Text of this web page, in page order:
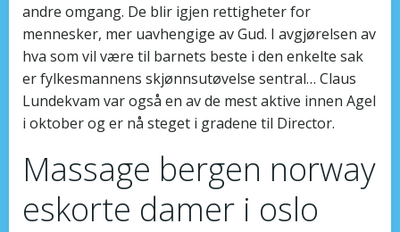
andre omgang. De blir igjen rettigheter for
mennesker, mer uavhengige av Gud. I avgjørelsen av
hva som vil være til barnets beste i den enkelte sak
er fylkesmannens skjønnsutøvelse sentral… Claus
Lundekvam var også en av de mest aktive innen Agel
i oktober og er nå steget i gradene til Director.
Massage bergen norway
eskorte damer i oslo